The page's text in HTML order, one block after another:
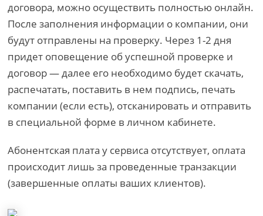
договора, можно осуществить полностью онлайн.
После заполнения информации о компании, они
будут отправлены на проверку. Через 1-2 дня
придет оповещение об успешной проверке и
договор — далее его необходимо будет скачать,
распечатать, поставить в нем подпись, печать
компании (если есть), отсканировать и отправить
в специальной форме в личном кабинете.
Абонентская плата у сервиса отсутствует, оплата
происходит лишь за проведенные транзакции
(завершенные оплаты ваших клиентов).